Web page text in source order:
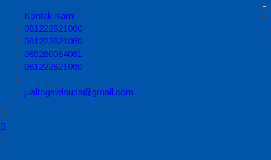
Kontak Kami
081222821060
081222821060
085280084081
081222821060
jualtogawisuda@gmail.com